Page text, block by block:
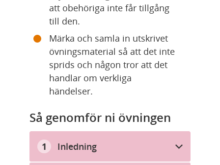
att obehöriga inte får tillgång
till den.
Märka och samla in utskrivet
övningsmaterial så att det inte
sprids och någon tror att det
handlar om verkliga
händelser.
Så genomför ni övningen
Inledning